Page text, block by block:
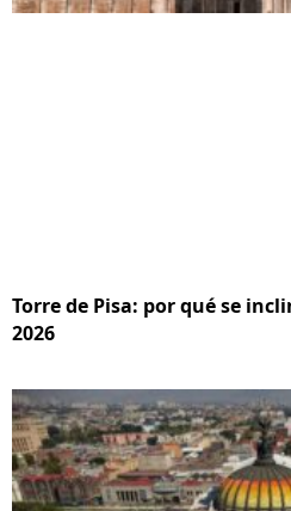
Torre de Pisa: por qué se
2026